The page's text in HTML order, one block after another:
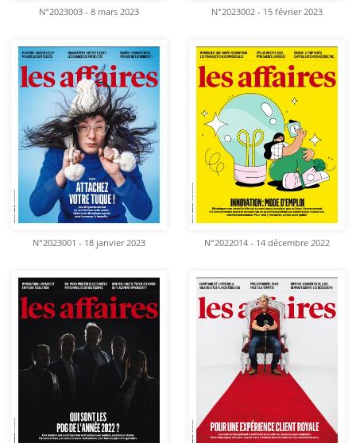
N°2023003 - 8 mars 2023 N°2023002 - 15 février 2023
N°2023001 - 18 janvier 2023 N°2022014 - 14 décembre 2022